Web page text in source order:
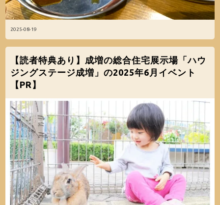
2025-08-19
【読者特典あり】成増の総合住宅展示場「ハウ
ジングステージ成増」の2025年6月イベント
【PR】